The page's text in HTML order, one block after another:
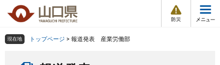
の
ー
メ
組織で探す
現在地 トップページ > 報道発表 産業労働部